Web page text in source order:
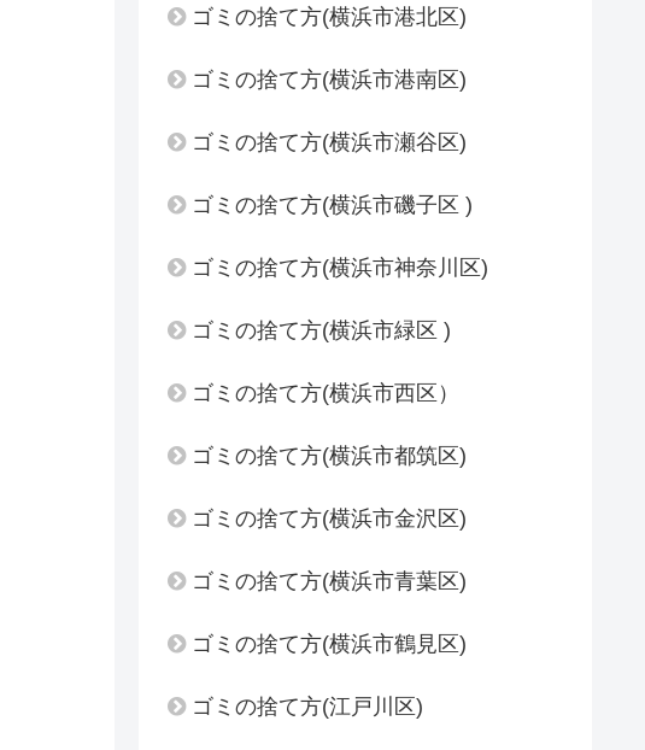
ゴミの捨て方(横浜市港北区)
ゴミの捨て方(横浜市港南区)
ゴミの捨て方(横浜市瀬谷区)
ゴミの捨て方(横浜市磯子区 )
ゴミの捨て方(横浜市神奈川区)
ゴミの捨て方(横浜市緑区 )
ゴミの捨て方(横浜市西区）
ゴミの捨て方(横浜市都筑区)
ゴミの捨て方(横浜市金沢区)
ゴミの捨て方(横浜市青葉区)
ゴミの捨て方(横浜市鶴見区)
ゴミの捨て方(江戸川区)